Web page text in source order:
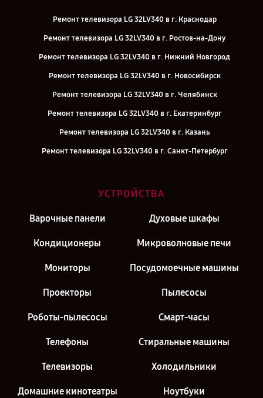
Ремонт телевизора LG 32LV340 в г. Краснодар
Ремонт телевизора LG 32LV340 в г. Ростов-на-Дону
Ремонт телевизора LG 32LV340 в г. Нижний Новгород
Ремонт телевизора LG 32LV340 в г. Новосибирск
Ремонт телевизора LG 32LV340 в г. Челябинск
Ремонт телевизора LG 32LV340 в г. Екатеринбург
Ремонт телевизора LG 32LV340 в г. Казань
Ремонт телевизора LG 32LV340 в г. Санкт-Петербург
УСТРОЙСТВА
Варочные панели Духовые шкафы
Кондиционеры Микроволновые печи
Мониторы Посудомоечные машины
Проекторы Пылесосы
Роботы-пылесосы Смарт-часы
Телефоны Стиральные машины
Телевизоры Холодильники
Домашние кинотеатры Ноутбуки